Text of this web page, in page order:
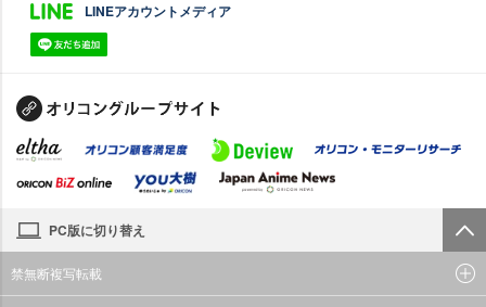
LINEアカウントメディア
PC版に切り替え
禁無断複写転載